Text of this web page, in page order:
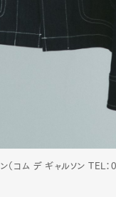
コム デ ギャルソン TEL